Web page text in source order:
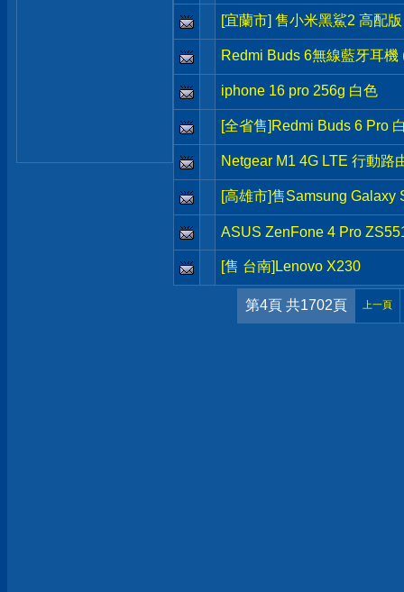
[宜蘭市] 售小米黑鯊2 高配
Redmi Buds 6無線藍牙耳機
iphone 16 pro 256g 白色
[全省售]Redmi Buds 6 Pro
Netgear M1 4G LTE 行動路
[高雄市]售Samsung Galaxy
ASUS ZenFone 4 Pro
[售 台南]Lenovo X230
第4頁 共1702頁 上一頁